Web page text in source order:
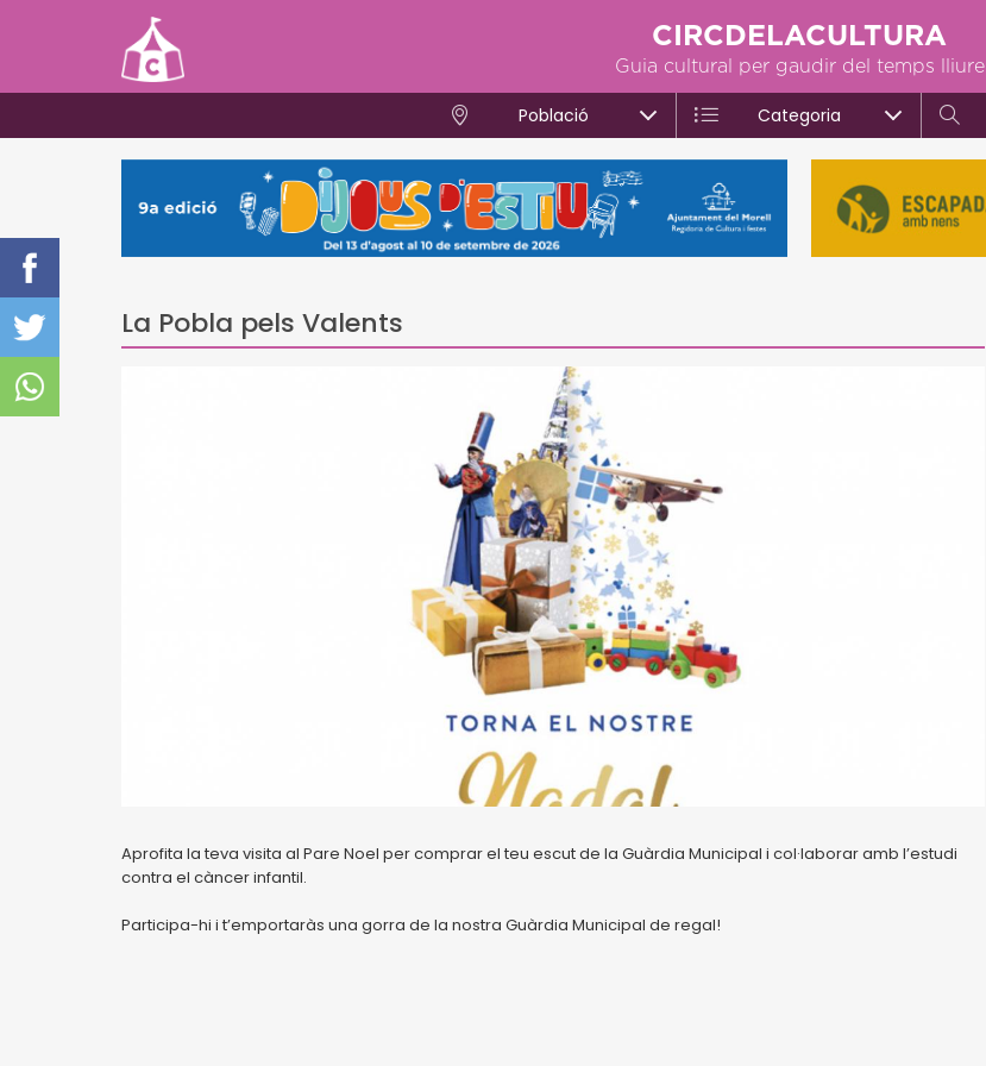
CIRCDELACULTURA
Guia cultural per gaudir del temps lliure
Població Categoria
La Pobla pels Valents
Aprofita la teva visita al Pare Noel per comprar el teu escut de la Guàrdia Municipal i col·laborar amb l’estudi
contra el càncer infantil.
Participa-hi i t’emportaràs una gorra de la nostra Guàrdia Municipal de regal!